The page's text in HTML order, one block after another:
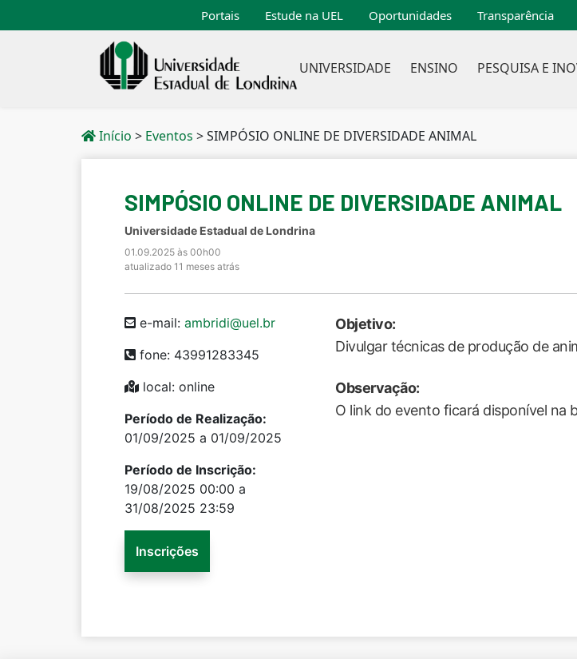
Portais Estude na UEL Oportunidades Transparência
UNIVERSIDADE ENSINO PESQUISA E
Início > Eventos >SIMPÓSIO ONLINE DE DIVERSIDADE ANIMAL
SIMPÓSIO ONLINE DE DIVERSIDADE ANIMAL
Universidade Estadual de Londrina
01.09.2025 às 00h00
atualizado 11 meses atrás
e-mail: ambridi@uel.br
fone: 43991283345
local: online
Período de Realização:
01/09/2025 a 01/09/2025
Período de Inscrição:
19/08/2025 00:00 a
31/08/2025 23:59
Inscrições
Objetivo:
Divulgar técnicas de produção de
Observação:
O link do evento ficará disponível na